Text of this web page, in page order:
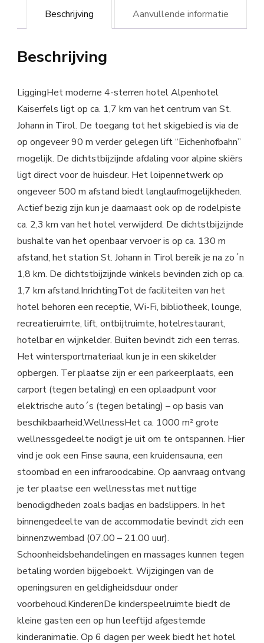
Beschrijving Aanvullende informatie
Beschrijving
LiggingHet moderne 4-sterren hotel Alpenhotel
Kaiserfels ligt op ca. 1,7 km van het centrum van St.
Johann in Tirol. De toegang tot het skigebied is via de
op ongeveer 90 m verder gelegen lift “Eichenhofbahn”
mogelijk. De dichtstbijzijnde afdaling voor alpine skiërs
ligt direct voor de huisdeur. Het loipennetwerk op
ongeveer 500 m afstand biedt langlaufmogelijkheden.
Actief bezig zijn kun je daarnaast ook op de rodelpiste
ca. 2,3 km van het hotel verwijderd. De dichtstbijzijnde
bushalte van het openbaar vervoer is op ca. 130 m
afstand, het station St. Johann in Tirol bereik je na zo´n
1,8 km. De dichtstbijzijnde winkels bevinden zich op ca.
1,7 km afstand.InrichtingTot de faciliteiten van het
hotel behoren een receptie, Wi-Fi, bibliotheek, lounge,
recreatieruimte, lift, ontbijtruimte, hotelrestaurant,
hotelbar en wijnkelder. Buiten bevindt zich een terras.
Het wintersportmateriaal kun je in een skikelder
opbergen. Ter plaatse zijn er een parkeerplaats, een
carport (tegen betaling) en een oplaadpunt voor
elektrische auto´s (tegen betaling) – op basis van
beschikbaarheid.WellnessHet ca. 1000 m² grote
wellnessgedeelte nodigt je uit om te ontspannen. Hier
vind je ook een Finse sauna, een kruidensauna, een
stoombad en een infraroodcabine. Op aanvraag ontvang
je ter plaatse een wellnesstas met nuttige
benodigdheden zoals badjas en badslippers. In het
binnengedeelte van de accommodatie bevindt zich een
binnenzwembad (07.00 – 21.00 uur).
Schoonheidsbehandelingen en massages kunnen tegen
betaling worden bijgeboekt. Wijzigingen van de
openingsuren en geldigheidsduur onder
voorbehoud.KinderenDe kinderspeelruimte biedt de
kleine gasten een op hun leeftijd afgestemde
kinderanimatie. Op 6 dagen per week biedt het hotel